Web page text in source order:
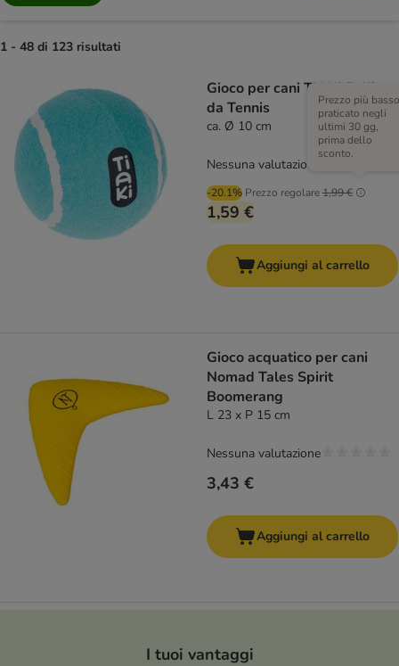
1 - 48 di 123 risultati
Gioco per cani TIAKI Pallina
da Tennis
ca. Ø 10 cm
-20.1% Prezzo regolare1,99 €
Prezzo più basso
praticato negli
ultimi 30 gg,
prima dello
sconto.
1,59 €
Nessuna valutazione
Aggiungi al carrello
Gioco acquatico per cani
Nomad Tales Spirit
Boomerang
L 23 x P 15 cm
3,43 €
Nessuna valutazione
Aggiungi al carrello
I tuoi vantaggi